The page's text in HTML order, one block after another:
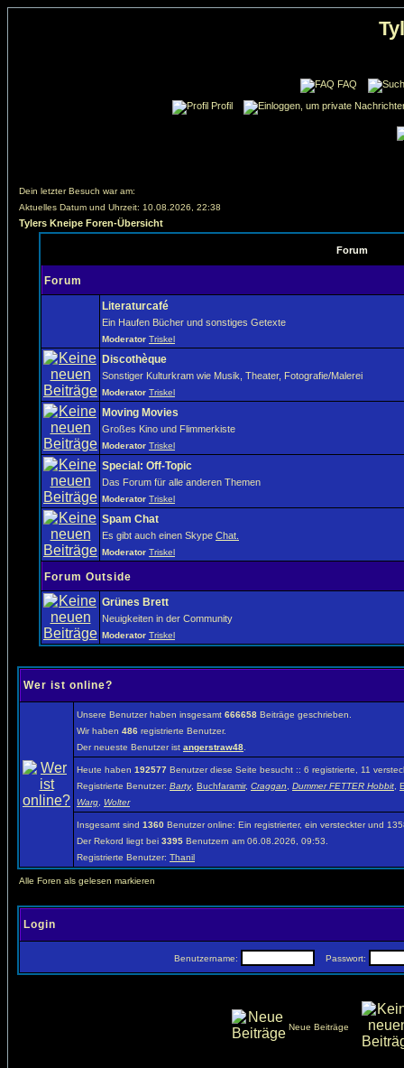
FAQ
Profil
Dein letzter Besuch war am:
Aktuelles Datum und Uhrzeit: 10.08.2026, 22:38
Tylers Kneipe Foren-Übersicht
Forum
Forum
Literaturcafé
Ein Haufen Bücher und sonstiges Getexte
Moderator Triskel
Discothèque
Sonstiger Kulturkram wie Musik, Theater, Fotografie/Malerei
Moderator Triskel
Moving Movies
Großes Kino und Flimmerkiste
Moderator Triskel
Special: Off-Topic
Das Forum für alle anderen Themen
Moderator Triskel
Spam Chat
Es gibt auch einen Skype Chat.
Moderator Triskel
Forum Outside
Grünes Brett
Neuigkeiten in der Community
Moderator Triskel
Wer ist online?
Unsere Benutzer haben insgesamt 666658 Beiträge geschrieben.
Wir haben 486 registrierte Benutzer.
Der neueste Benutzer ist angerstraw48
Heute haben 192577 Benutzer diese Seite besucht :: 6 registrierte, 11
Registrierte Benutzer: Barty, Buchfaramir, Craggan Dummer FETTER Hobbit
Warg
Wolter
Insgesamt sind 1360 Benutzer online: Ein registrierter, ein versteckter und
Der Rekord liegt bei 3395 Benutzern am 06.08.2026, 09:53.
Registrierte Benutzer: Thanil
Alle Foren als gelesen markieren
Login
Benutzername: Passwort:
Neue Beiträge